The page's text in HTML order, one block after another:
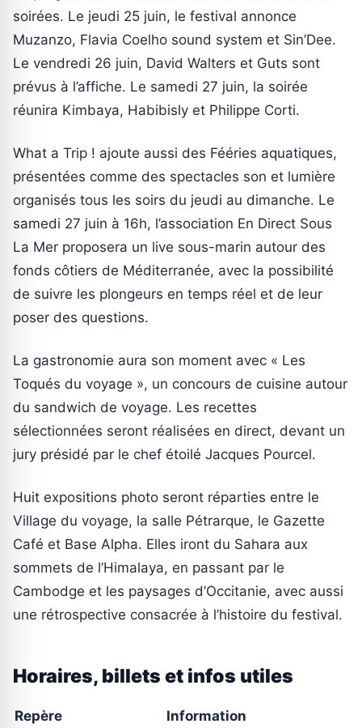
soirées. Le jeudi 25 juin, le festival annonce
Muzanzo, Flavia Coelho sound system et Sin’Dee.
Le vendredi 26 juin, David Walters et Guts sont
prévus à l’affiche. Le samedi 27 juin, la soirée
réunira Kimbaya, Habibisly et Philippe Corti.
What a Trip ! ajoute aussi des Fééries aquatiques,
présentées comme des spectacles son et lumière
organisés tous les soirs du jeudi au dimanche. Le
samedi 27 juin à 16h, l’association En Direct Sous
La Mer proposera un live sous-marin autour des
fonds côtiers de Méditerranée, avec la possibilité
de suivre les plongeurs en temps réel et de leur
poser des questions.
La gastronomie aura son moment avec « Les
Toqués du voyage », un concours de cuisine autour
du sandwich de voyage. Les recettes
sélectionnées seront réalisées en direct, devant un
jury présidé par le chef étoilé Jacques Pourcel.
Huit expositions photo seront réparties entre le
Village du voyage, la salle Pétrarque, le Gazette
Café et Base Alpha. Elles iront du Sahara aux
sommets de l’Himalaya, en passant par le
Cambodge et les paysages d’Occitanie, avec aussi
une rétrospective consacrée à l’histoire du festival.
Horaires, billets et infos utiles
Repère Information